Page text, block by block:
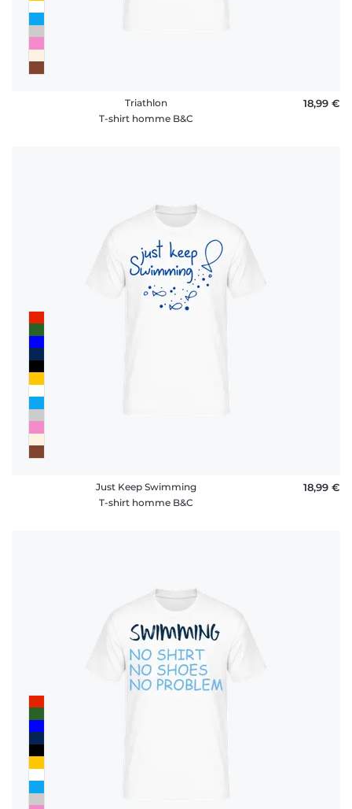
Triathlon
T-shirt homme B&C
18,99 €
Just Keep Swimming
T-shirt homme B&C
18,99 €